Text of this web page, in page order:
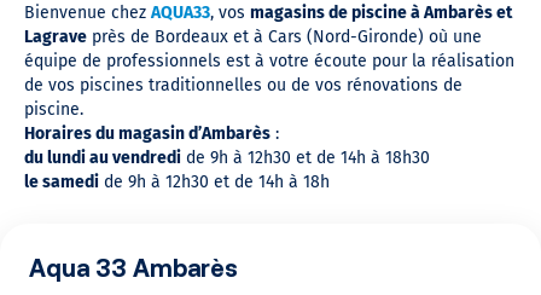
Bienvenue chez AQUA33, vos magasins de piscine à Ambarès et
Lagrave près de Bordeaux et à Cars (Nord-Gironde) où une
équipe de professionnels est à votre écoute pour la réalisation
de vos piscines traditionnelles ou de vos rénovations de
piscine.
Horaires du magasin d’Ambarès :
du lundi au vendredi de 9h à 12h30 et de 14h à 18h30
le samedi de 9h à 12h30 et de 14h à 18h
Aqua 33 Ambarès